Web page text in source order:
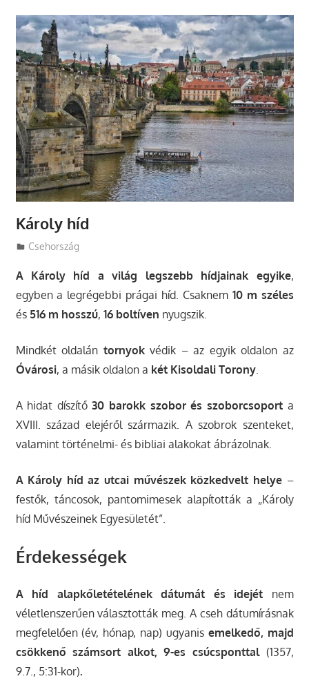
Károly híd
Utazasok.org
Csehország
A Károly híd a világ legszebb hídjainak egyike,
egyben a legrégebbi prágai híd. Csaknem 10 m széles
és 516 m hosszú, 16 boltíven nyugszik.
Mindkét oldalán tornyokvédik – az egyik oldalon az
Óvárosi, a másik oldalon a két Kisoldali Torony.
A hidat díszítő30 barokk szobor és szoborcsoporta
XVIII. század elejéről származik. A szobrok szenteket,
valamint történelmi- és bibliai alakokat ábrázolnak.
A Károly híd az utcai művészek közkedvelt helye–
festők, táncosok, pantomimesek alapították a „Károly
híd Művészeinek Egyesületét”.
Érdekességek
A híd alapkőletételének dátumát és idejét nem
véletlenszerűen választották meg. A cseh dátumírásnak
megfelelően (év, hónap, nap) ugyanisemelkedő, majd
csökkenő számsort alkot, 9-es csúcsponttal (1357,
9.7., 5:31-kor).